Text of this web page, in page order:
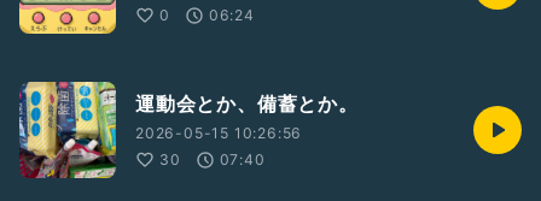
0
06:24
運動会とか、備蓄とか。
2026-05-15 10:26:56
30
07:40